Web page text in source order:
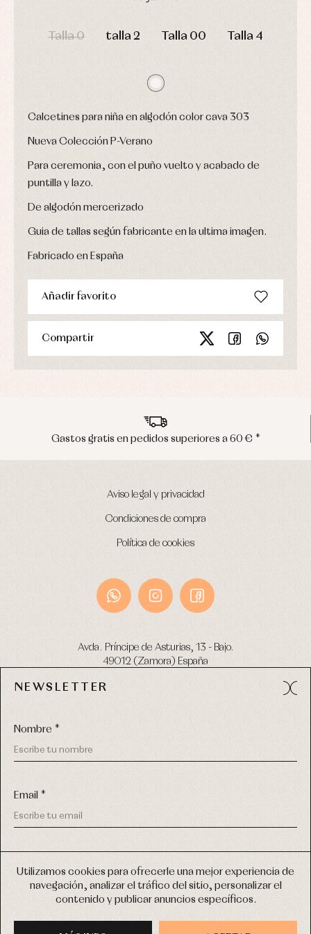
Utilizamos cookies para ofrecerle una mejor experiencia de
navegación, analizar el tráfico del sitio, personalizar el
contenido y publicar anuncios específicos.
Talla 0 talla 2 Talla 00 Talla 4
Calcetines para niña en algodón color cava 303
Nueva Colección P-Verano
Para ceremonia, con el puño vuelto y acabado de
puntilla y lazo.
De algodón mercerizado
Guia de tallas según fabricante en la ultima imagen.
Fabricado en España
Añadir favorito
Compartir
Gastos gratis en pedidos superiores a 60 € *
Aviso legal y privacidad
Condiciones de compra
Política de cookies
Avda. Príncipe de Asturias, 13 - Bajo.
49012 (Zamora) España
Tel: 980 049 683
COPYRIGHT © 2026 PRIMER BEBÉ.
TODOS LOS DERECHOS RESERVADOS
DISEÑO WEB SGM
NEWSLETTER
Nombre *
Email *
mis datos personales explicada en laPolítica de privacidad
(*) Quiero recibir novedades y comunicaciones comerciales
personalizadas de Primer Bebé a través del email
Conjuntos
de
abrigo
Vestidos